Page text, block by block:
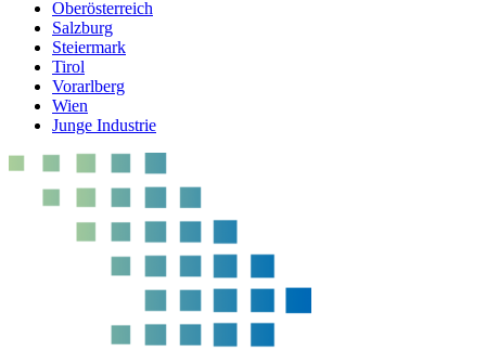
Oberösterreich
Salzburg
Steiermark
Tirol
Vorarlberg
Wien
Junge Industrie